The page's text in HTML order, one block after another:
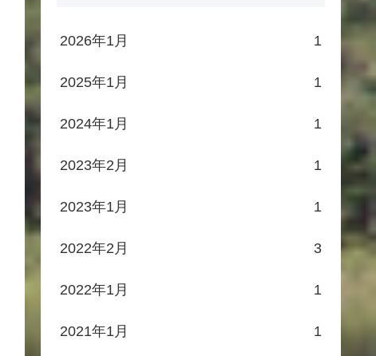
2026年1月 1
2025年1月 1
2024年1月 1
2023年2月 1
2023年1月 1
2022年2月 3
2022年1月 1
2021年1月 1